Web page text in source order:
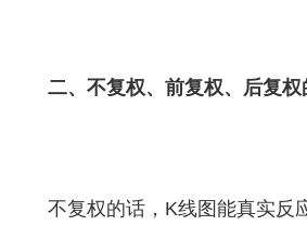
二、不复权、前复权、后复权
不复权的话，K线图能真实反